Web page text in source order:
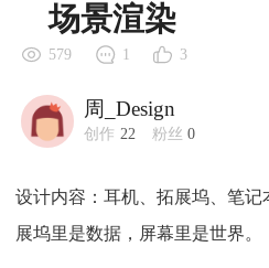
场景渲染
579 1 3
周_Design
创作 22 粉丝 0
设计内容：耳机、拓展坞、笔
展坞里是数据，屏幕里是世界。